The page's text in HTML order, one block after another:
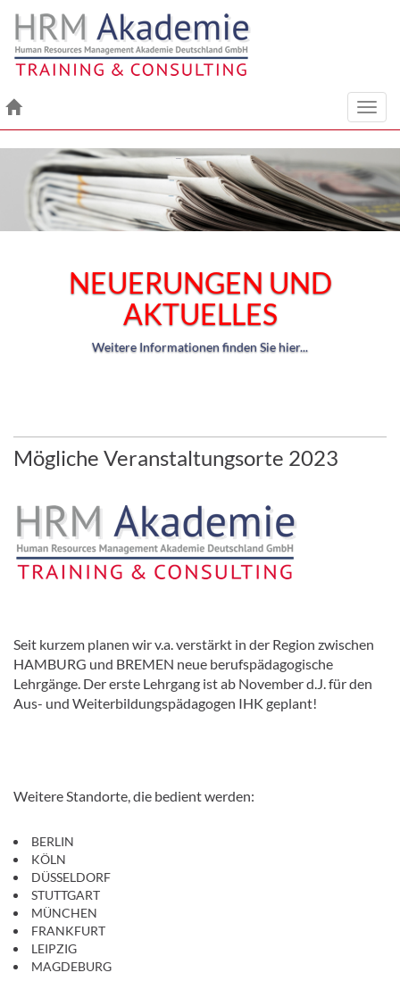
NEUERUNGEN UND
AKTUELLES
Weitere Informationen finden Sie hier...
Mögliche Veranstaltungsorte 2023
Seit kurzem planen wir v.a. verstärkt in der Region zwischen
HAMBURG und BREMEN neue berufspädagogische
Lehrgänge. Der erste Lehrgang ist ab November d.J. für den
Aus- und Weiterbildungspädagogen IHK geplant!
Weitere Standorte, die bedient werden:
BERLIN
KÖLN
DÜSSELDORF
STUTTGART
MÜNCHEN
FRANKFURT
LEIPZIG
MAGDEBURG